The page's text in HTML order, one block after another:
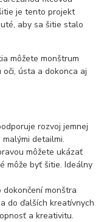
je tento projekt
aby sa šitie stalo
môžete monštrum
ústa a dokonca aj
rozvoj jemnej
detailmi.
môžete ukázať
môže byť šitie. Ideálny
dokončení monštra
do ďalších kreatívnych
a kreativitu.